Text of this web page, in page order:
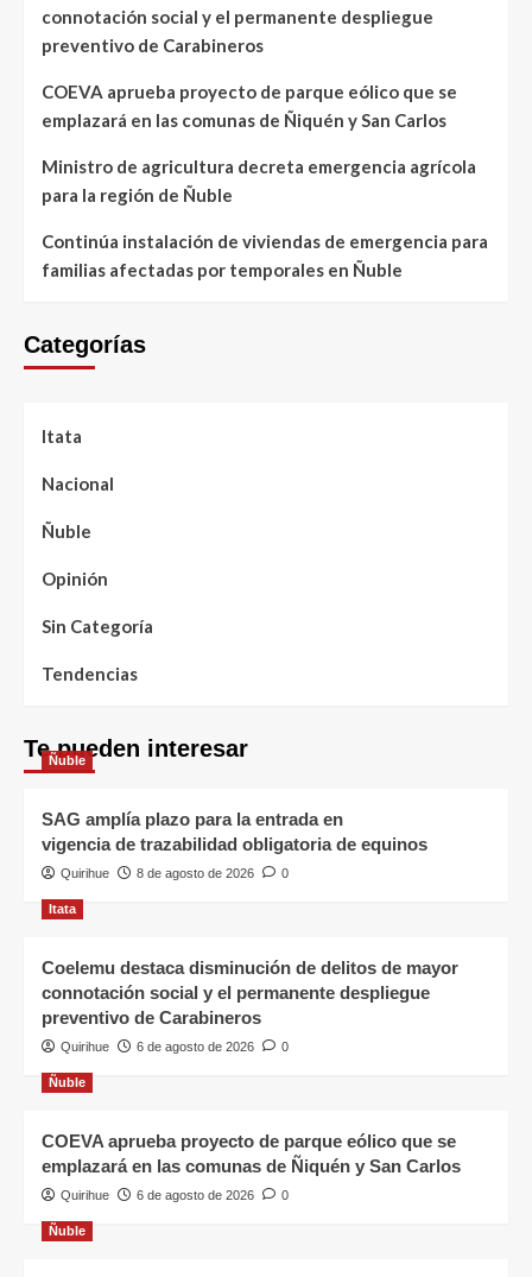
connotación social y el permanente despliegue
preventivo de Carabineros
COEVA aprueba proyecto de parque eólico que se
emplazará en las comunas de Ñiquén y San Carlos
Ministro de agricultura decreta emergencia agrícola
para la región de Ñuble
Continúa instalación de viviendas de emergencia para
familias afectadas por temporales en Ñuble
Categorías
Itata
Nacional
Ñuble
Opinión
Sin Categoría
Tendencias
Te pueden interesar
Ñuble
SAG amplía plazo para la entrada en
vigencia de trazabilidad obligatoria de equinos
Quirihue 8 de agosto de 2026 0
Itata
Coelemu destaca disminución de delitos de mayor
connotación social y el permanente despliegue
preventivo de Carabineros
Quirihue 6 de agosto de 2026 0
Ñuble
COEVA aprueba proyecto de parque eólico que se
emplazará en las comunas de Ñiquén y San Carlos
Quirihue 6 de agosto de 2026 0
Ñuble